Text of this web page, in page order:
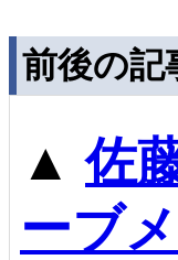
前後の記
▲佐
ーブ